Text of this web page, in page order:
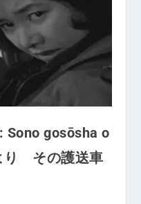
gosōsha o
り その護送車